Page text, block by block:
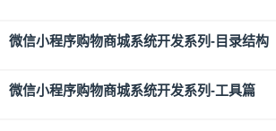
微信小程序购物商城系统开发系列-目录结构
微信小程序购物商城系统开发系列-工具篇